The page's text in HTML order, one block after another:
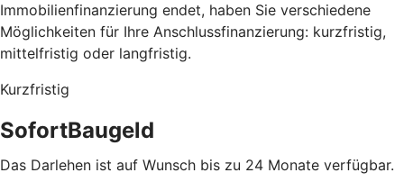
Immobilienfinanzierung endet, haben Sie verschiedene
Möglichkeiten für Ihre Anschlussfinanzierung: kurzfristig,
mittelfristig oder langfristig.
Kurzfristig
SofortBaugeld
Das Darlehen ist auf Wunsch bis zu 24 Monate verfügbar.